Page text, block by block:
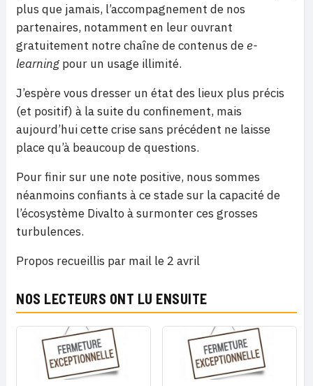
plus que jamais, l’accompagnement de nos
partenaires, notamment en leur ouvrant
gratuitement notre chaîne de contenus dee-
learningpour un usage illimité.
J’espère vous dresser un état des lieux plus précis
(et positif) à la suite du confinement, mais
aujourd’hui cette crise sans précédent ne laisse
place qu’à beaucoup de questions.
Pour finir sur une note positive, nous sommes
néanmoins confiants à ce stade sur la capacité de
l’écosystème Divalto à surmonter ces grosses
turbulences.
Propos recueillis par mail le 2 avril
NOS LECTEURS ONT LU ENSUITE